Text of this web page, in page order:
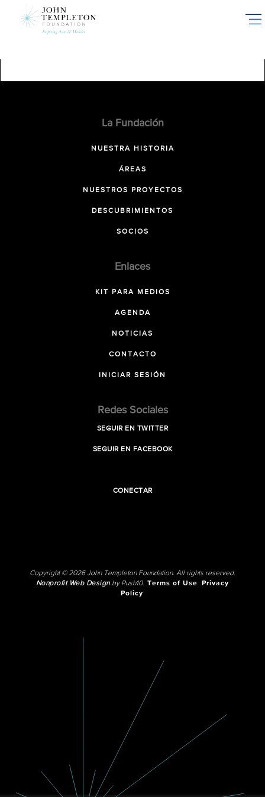
La Fundación
NUESTRA HISTORIA
ÁREAS
NUESTROS PROYECTOS
DESCUBRIMIENTOS
SOCIOS
Enlaces
KIT PARA MEDIOS
AGENDA
NOTICIAS
CONTACTO
INICIAR SESIÓN
Redes Sociales
SEGUIR EN TWITTER
SEGUIR EN FACEBOOK
CONECTAR
Copyright © 2026 John Templeton Foundation. All rights reserved.
Nonprofit Web Designby Push10. Terms of Use
Privacy
Policy